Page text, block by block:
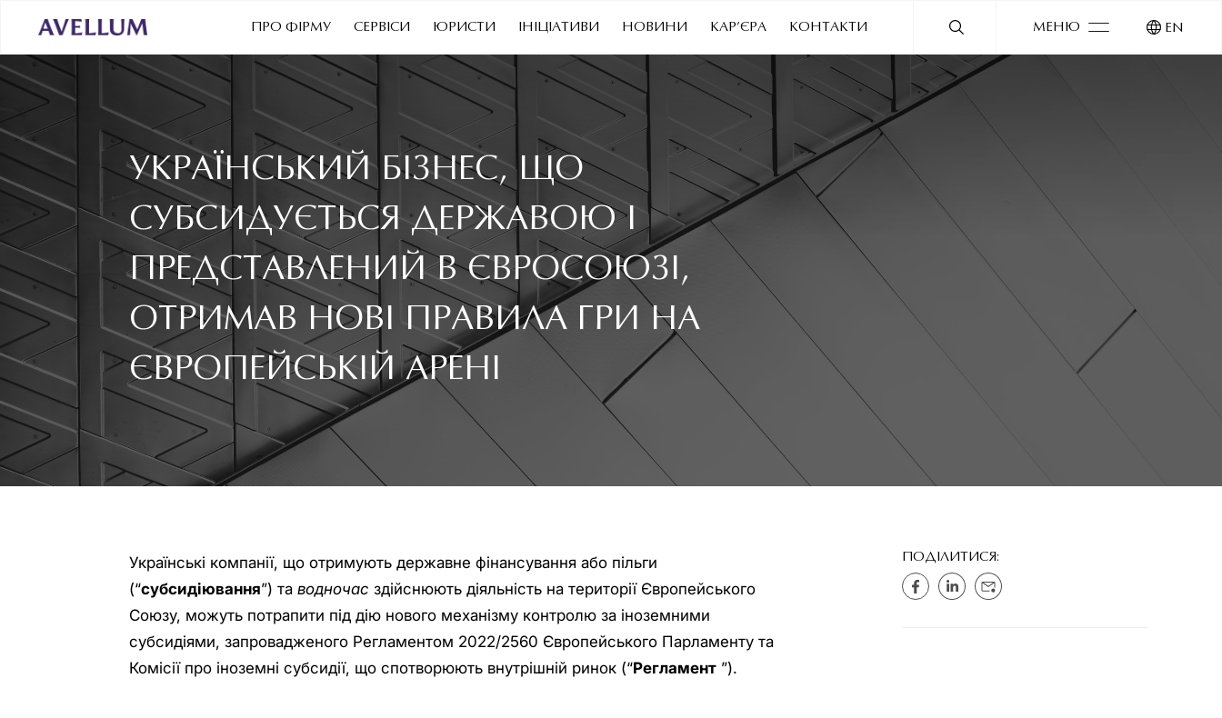
ПРО ФІРМУ СЕРВІСИ ЮРИСТИ ІНІЦІАТИВИ НОВИНИ КАР’ЄРА КОНТАКТИ МЕНЮ EN
УКРАЇНСЬКИЙ БІЗНЕС, ЩО
СУБСИДУЄТЬСЯ ДЕРЖАВОЮ І
ПРЕДСТАВЛЕНИЙ В ЄВРОСОЮЗІ,
ОТРИМАВ НОВІ ПРАВИЛА ГРИ НА
ЄВРОПЕЙСЬКІЙ АРЕНІ
Українські компанії, що отримують державне фінансування або пільги
(“субсидіювання”) та водночас здійснюють діяльність на території Європейського
Союзу, можуть потрапити під дію нового механізму контролю за іноземними
субсидіями, запровадженого Регламентом 2022/2560 Європейського Парламенту та
Комісії про іноземні субсидії, що спотворюють внутрішній ринок (“Регламент ”).
ПОДІЛИТИСЯ: